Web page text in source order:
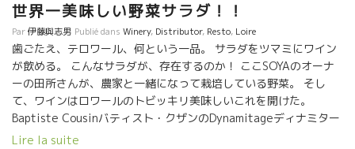
世界一美味しい野菜サラダ！！
Par伊藤與志男 Publié dans Winery, Distributor, Resto, Loire
歯ごたえ、テロワール、何という一品。 サラダをツマミにワイン
が飲める。 こんなサラダが、存在するのか！ ここSOYAのオーナ
ーの田所さんが、農家と一緒になって栽培している野菜。 そし
て、ワインはロワールのトビッキリ美味しいこれを開けた。
Baptiste Cousinバティスト・クザンのDynamitageディナミター
ジ あのオリヴィエ・クザンの息子、バティストが醸すこれまた感
Lire la suite